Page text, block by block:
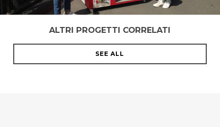
ALTRI PROGETTI CORRELATI
SEE ALL